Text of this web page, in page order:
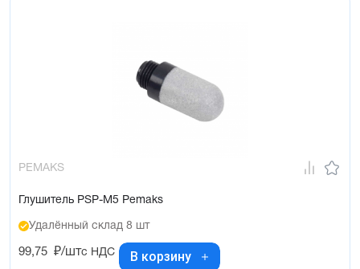
PEMAKS
Глушитель PSP-M5 Pemaks
Удалённый склад 8 шт
99,75 ₽/штс НДС В корзину